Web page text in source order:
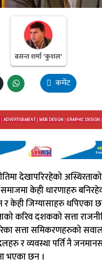
बसन्त शर्मा 'कुशल'
कमेंट
देखापरिरहेको
केही धारणाहरु
र केही जिग्यासाहरु थपिएका
करिव दशकको सत्ता
सत्ता समिकरणहरुको
र व्यवस्था पर्ति नै
भएका छन ।